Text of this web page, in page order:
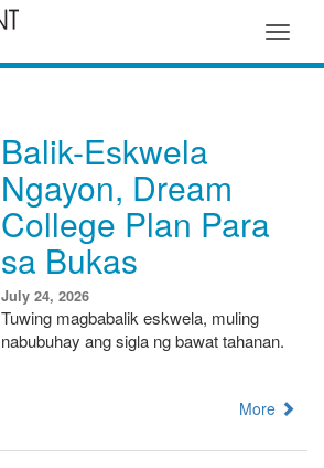
Toggle
Balik-Eskwela
Ngayon, Dream
College Plan Para
sa Bukas
July 24, 2026
Tuwing magbabalik eskwela, muling
nabubuhay ang sigla ng bawat tahanan.
More